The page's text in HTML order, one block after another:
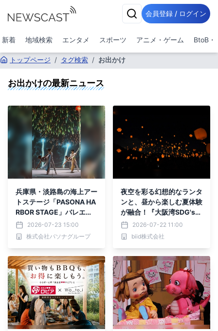
会員登録 / ログイン
新着 地域検索 エンタメ スポーツ アニメ・ゲーム BtoB・
トップページ / タグ検索 / お出かけ
お出かけの最新ニュース
兵庫県・淡路島の海上アー
トステージ「PASONA HA
RBOR STAGE」バレエ公
演『NATUREVERSE ～心
が踊る海～』
2026-07-23 15:00
株式会社パソナグループ
夜空を彩る幻想的なランタ
ンと、昼から楽しむ夏体験
が融合！『大阪湾SDG'sプ
ロジェクト2026 スカイラ
ンタンに感謝と願いを込め
て』8月22日（土）大阪北
本日よりチケット先行販売
開始
2026-07-22 11:00
biid株式会社